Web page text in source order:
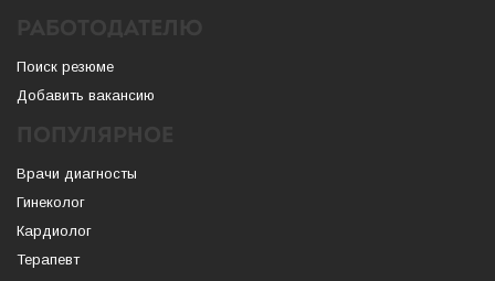
Поиск резюме
Добавить вакансию
Врачи диагносты
Гинеколог
Кардиолог
Терапевт